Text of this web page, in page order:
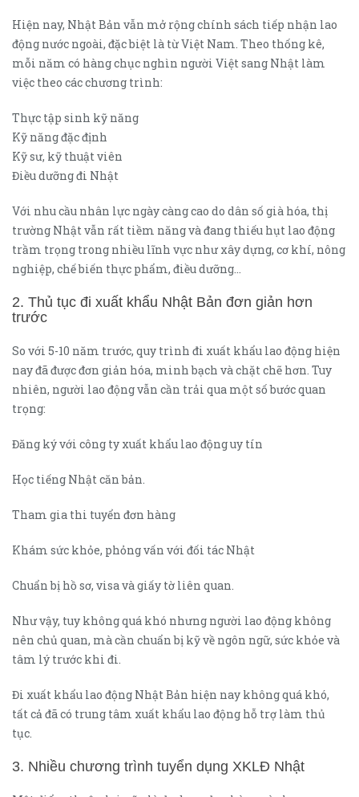
Hiện nay, Nhật Bản vẫn mở rộng chính sách tiếp nhận lao
động nước ngoài, đặc biệt là từ Việt Nam. Theo thống kê,
mỗi năm có hàng chục nghìn người Việt sang Nhật làm
việc theo các chương trình:
Thực tập sinh kỹ năng
Kỹ năng đặc định
Kỹ sư, kỹ thuật viên
Điều dưỡng đi Nhật
Với nhu cầu nhân lực ngày càng cao do dân số già hóa, thị
trường Nhật vẫn rất tiềm năng và đang thiếu hụt lao động
trầm trọng trong nhiều lĩnh vực như xây dựng, cơ khí, nông
nghiệp, chế biến thực phẩm, điều dưỡng…
2. Thủ tục đi xuất khẩu Nhật Bản đơn giản hơn
trước
So với 5-10 năm trước, quy trình đi xuất khẩu lao động hiện
nay đã được đơn giản hóa, minh bạch và chặt chẽ hơn. Tuy
nhiên, người lao động vẫn cần trải qua một số bước quan
trọng:
Đăng ký với công ty xuất khẩu lao động uy tín
Học tiếng Nhật căn bản.
Tham gia thi tuyển đơn hàng
Khám sức khỏe, phỏng vấn với đối tác Nhật
Chuẩn bị hồ sơ, visa và giấy tờ liên quan.
Như vậy, tuy không quá khó nhưng người lao động không
nên chủ quan, mà cần chuẩn bị kỹ về ngôn ngữ, sức khỏe và
tâm lý trước khi đi.
Đi xuất khẩu lao động Nhật Bản hiện nay không quá khó,
tất cả đã có trung tâm xuất khẩu lao động hỗ trợ làm thủ
tục.
3. Nhiều chương trình tuyển dụng XKLĐ Nhật